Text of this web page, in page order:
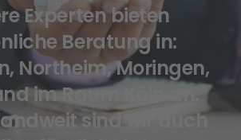
Experten bieten
Beratung in:
Northeim, Moringen,
im Raum Köln an.
sind wir auch